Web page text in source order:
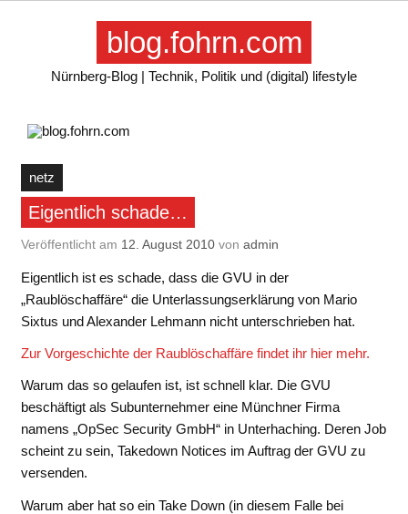
Skip
blog.fohrn.com
Nürnberg-Blog | Technik, Politik und (digital) lifestyle
netz
Eigentlich schade…
Veröffentlicht am 12. August 2010von admin
Eigentlich ist es schade, dass die GVU in der
„Raublöschaffäre“ die Unterlassungserklärung von Mario
Sixtus und Alexander Lehmann nicht unterschrieben hat.
Zur Vorgeschichte der Raublöschaffäre findet ihr hier mehr.
Warum das so gelaufen ist, ist schnell klar. Die GVU
beschäftigt als Subunternehmer eine Münchner Firma
namens „OpSec Security GmbH“ in Unterhaching. Deren Job
scheint zu sein, Takedown Notices im Auftrag der GVU zu
versenden.
Warum aber hat so ein Take Down (in diesem Falle bei